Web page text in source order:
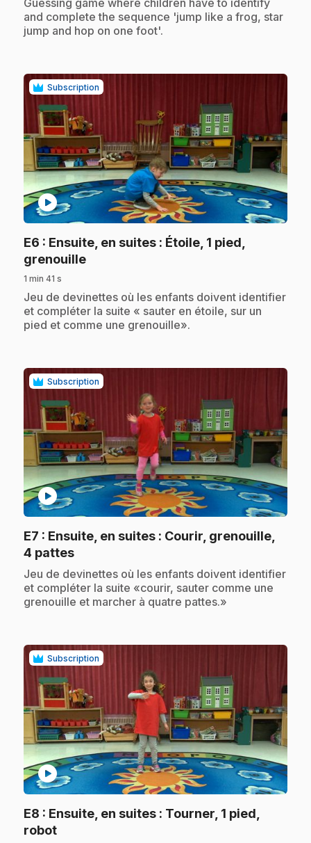
Guessing game where children have to identify
and complete the sequence 'jump like a frog, star
jump and hop on one foot'.
Subscription
play_circle
E6 : Ensuite, en suites : Étoile, 1 pied,
grenouille.
1 min 41 s
.Jeu de devinettes où les enfants doivent identifier
et compléter la suite « sauter en étoile, sur un
pied et comme une grenouille».
Subscription
play_circle
E7 : Ensuite, en suites : Courir, grenouille,
4 pattes.
.Jeu de devinettes où les enfants doivent identifier
et compléter la suite «courir, sauter comme une
grenouille et marcher à quatre pattes.»
Subscription
play_circle
E8 : Ensuite, en suites : Tourner, 1 pied,
robot.